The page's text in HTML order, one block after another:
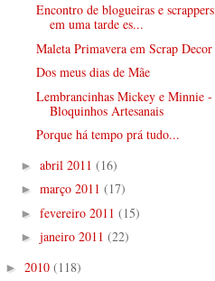
Encontro de blogueiras e scrappers
em uma tarde es...
Maleta Primavera em Scrap Decor
Dos meus dias de Mãe
Lembrancinhas Mickey e Minnie -
Bloquinhos Artesanais
Porque há tempo prá tudo...
► abril 2011 (16)
► março 2011 (17)
► fevereiro 2011 (15)
► janeiro 2011 (22)
► 2010 (118)